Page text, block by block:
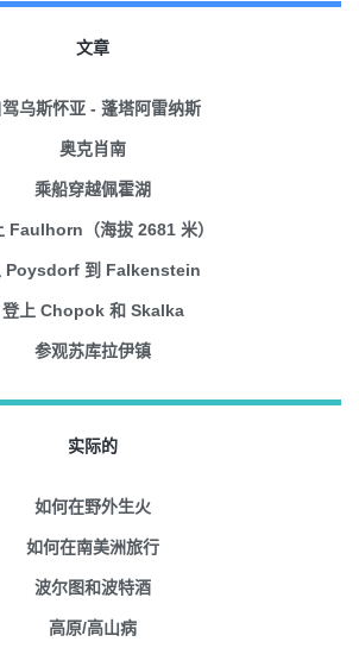
文章
驾乌斯怀亚 - 蓬塔阿雷纳斯
奥克肖南
乘船穿越佩霍湖
Faulhorn（海拔 2681 米）
Poysdorf 到 Falkenstein
登上 Chopok 和 Skalka
参观苏库拉伊镇
实际的
如何在野外生火
如何在南美洲旅行
波尔图和波特酒
高原/高山病